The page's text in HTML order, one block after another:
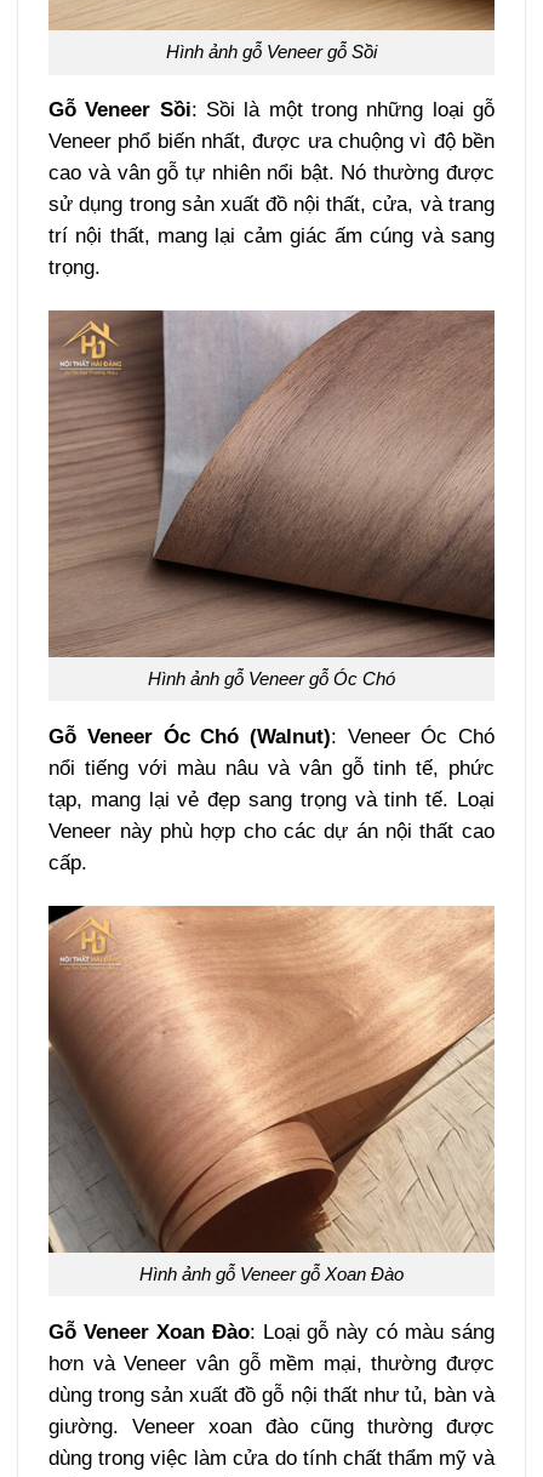
Hình ảnh gỗ Veneer gỗ Sồi
Gỗ Veneer Sồi: Sồi là một trong những loại gỗ
Veneer phổ biến nhất, được ưa chuộng vì độ bền
cao và vân gỗ tự nhiên nổi bật. Nó thường được
sử dụng trong sản xuất đồ nội thất, cửa, và trang
trí nội thất, mang lại cảm giác ấm cúng và sang
trọng.
Hình ảnh gỗ Veneer gỗ Óc Chó
Gỗ Veneer Óc Chó (Walnut): Veneer Óc Chó
nổi tiếng với màu nâu và vân gỗ tinh tế, phức
tạp, mang lại vẻ đẹp sang trọng và tinh tế. Loại
Veneer này phù hợp cho các dự án nội thất cao
cấp.
Hình ảnh gỗ Veneer gỗ Xoan Đào
Gỗ Veneer Xoan Đào: Loại gỗ này có màu sáng
hơn và Veneer vân gỗ mềm mại, thường được
dùng trong sản xuất đồ gỗ nội thất như tủ, bàn và
giường. Veneer xoan đào cũng thường được
dùng trong việc làm cửa do tính chất thẩm mỹ và